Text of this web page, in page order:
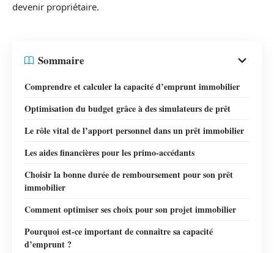
devenir propriétaire.
Sommaire
Comprendre et calculer la capacité d’emprunt immobilier
Optimisation du budget grâce à des simulateurs de prêt
Le rôle vital de l’apport personnel dans un prêt immobilier
Les aides financières pour les primo-accédants
Choisir la bonne durée de remboursement pour son prêt
immobilier
Comment optimiser ses choix pour son projet immobilier
Pourquoi est-ce important de connaître sa capacité
d’emprunt ?